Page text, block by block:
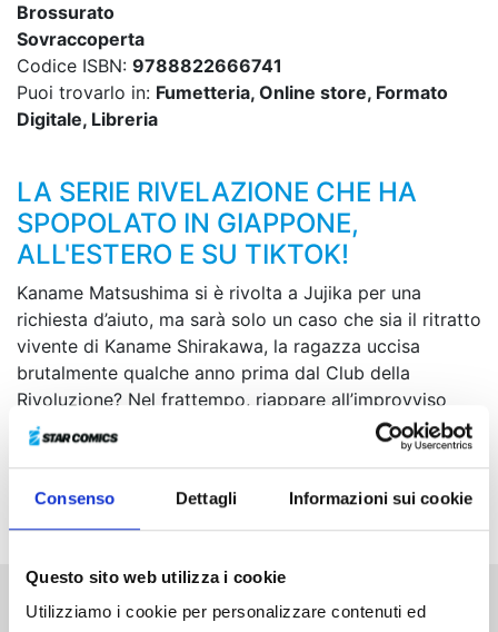
Consenso Dettagli Informazioni sui cookie
Questo sito web utilizza i cookie
Utilizziamo i cookie per personalizzare contenuti ed
Brossurato
Sovraccoperta
Codice ISBN: 9788822666741
Puoi trovarlo in: Fumetteria, Online store, Formato
Digitale, Libreria
LA SERIE RIVELAZIONE CHE HA
SPOPOLATO IN GIAPPONE,
ALL'ESTERO E SU TIKTOK!
Kaname Matsushima si è rivolta a Jujika per una
richiesta d’aiuto, ma sarà solo un caso che sia il ritratto
vivente di Kaname Shirakawa, la ragazza uccisa
brutalmente qualche anno prima dal Club della
Rivoluzione? Nel frattempo, riappare all’improvviso
anche Jun Shirakawa, che invita Shun a unirsi al suo
piano di vendetta contro Shigoku. Una strana
decide comunque di gettarsi tra le fiamme...